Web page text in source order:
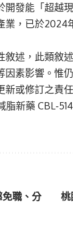
開發能「超越
，已於2024
述，此類敘
素影響。惟
或修訂之責任
新藥 CBL-
職、分
桃